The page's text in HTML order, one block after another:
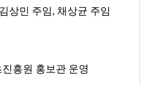
상민 주임, 채상균 주임
흥원 홍보관 운영